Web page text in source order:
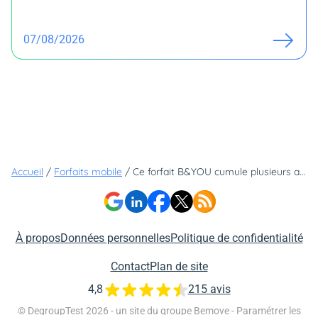
07/08/2026
Accueil / Forfaits mobile / Ce forfait B&YOU cumule plusieurs avantages : beaucoup de data, sur le réseau 5G et sans engagement
À proposDonnées personnellesPolitique de confidentialité
ContactPlan de site
© DegroupTest 2026 - un site du groupe Bemove - Paramétrer les
4,8 215 avis